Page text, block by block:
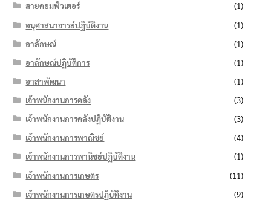
สายคอมพิวเตอร์
(1)
อนุศาสนาจารย์ปฏิบัติงาน
(1)
อาลักษณ์
(1)
อาลักษณ์ปฏิบัติการ
(1)
อาสาพัฒนา
(1)
เจ้าพนักงานการคลัง
(3)
เจ้าพนักงานการคลังปฏิบัติงาน
(3)
เจ้าพนักงานการพาณิชย์
(4)
เจ้าพนักงานการพานิชย์ปฏิบัติงาน
(1)
เจ้าพนักงานการเกษตร
(11)
เจ้าพนักงานการเกษตรปฏิบัติงาน
(9)